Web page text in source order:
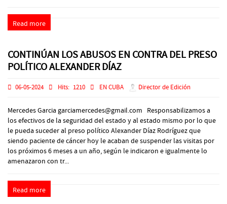
Read more
CONTINÚAN LOS ABUSOS EN CONTRA DEL PRESO
POLÍTICO ALEXANDER DÍAZ
06-05-2024 Hits: 1210 EN CUBA Director de Edición
Mercedes Garcia garciamercedes@gmail.com Responsabilizamos a
los efectivos de la seguridad del estado y al estado mismo por lo que
le pueda suceder al preso político Alexander Díaz Rodríguez que
siendo paciente de cáncer hoy le acaban de suspender las visitas por
los próximos 6 meses a un año, según le indicaron e igualmente lo
amenazaron con tr...
Read more